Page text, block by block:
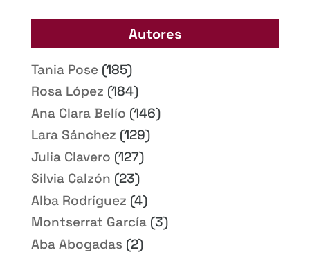
Autores
Tania Pose(185)
Rosa López (184)
Ana Clara Belío (146)
Lara Sánchez (129)
Julia Clavero (127)
Silvia Calzón (23)
Alba Rodríguez (4)
Montserrat García(3)
Aba Abogadas (2)